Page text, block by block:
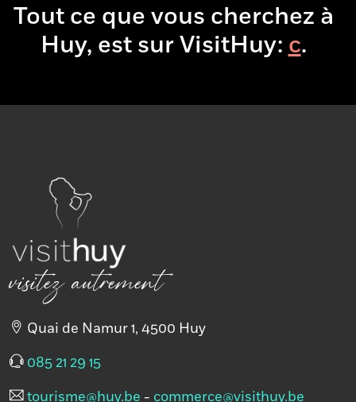
Tout ce que vous cherchez à
Huy, est sur VisitHuy:boire
visitez autrement
Quai de Namur 1, 4500 Huy
085 21 29 15